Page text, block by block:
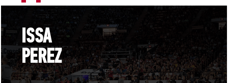
ISSA
PEREZ